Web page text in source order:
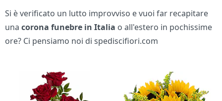
Si è verificato un lutto improvviso e vuoi far recapitare
unacorona funebre in Italia o all'estero in pochissime
ore? Ci pensiamo noi di spediscifiori.com
Bouquet di fiori